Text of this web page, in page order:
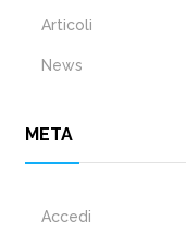
Articoli
News
META
Accedi